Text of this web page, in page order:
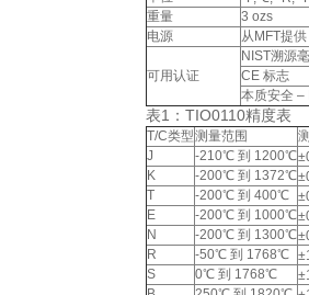
重量
3 ozs
电源
从MFT提
可用认证
NIST溯源
CE 标志
本质安全 –
表1：TIO0110精度表
T/C类型测量范围
J
-210℃ 到 1200℃
K
-200℃ 到 1372℃
T
-200℃ 到 400℃
E
-200℃ 到 1000℃
N
-200℃ 到 1300℃
R
-50℃ 到 1768℃
S
0℃ 到 1768℃